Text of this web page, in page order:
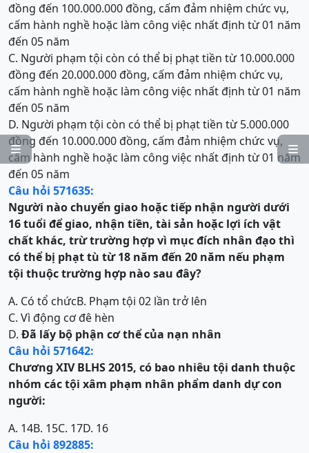


đồng đến 100.000.000 đồng, cấm đảm nhiệm chức vụ,
cấm hành nghề hoặc làm công việc nhất định từ 01 năm
đến 05 năm
C. Người phạm tội còn có thể bị phạt tiền từ 10.000.000
đồng đến 20.000.000 đồng, cấm đảm nhiệm chức vụ,
cấm hành nghề hoặc làm công việc nhất định từ 01 năm
đến 05 năm
D. Người phạm tội còn có thể bị phạt tiền từ 5.000.000
đồng đến 10.000.000 đồng, cấm đảm nhiệm chức vụ,
cấm hành nghề hoặc làm công việc nhất định từ 01 năm
đến 05 năm
Câu hỏi 571635:
Người nào chuyển giao hoặc tiếp nhận người dưới
16 tuổi đểgiao, nhận tiền, tài sản hoặc lợi ích vật
chất khác, trừ trường hợp vì mục đích nhân đạothì
có thể bị phạt tù từ 18 năm đến 20 năm nếu phạm
tội thuộc trường hợp nào sau đây?
A. Có tổ chứcB. Phạm tội 02 lần trở lên
C. Vì động cơ đê hèn
D. Đã lấy bộ phận cơ thể của nạn nhân
Câu hỏi 571642:
Chương XIVBLHS 2015, có bao nhiêu tội danh thuộc
nhóm các tội xâm phạm nhân phẩm danh dự con
người:
A. 14B. 15C. 17D. 16
Câu hỏi 892885: